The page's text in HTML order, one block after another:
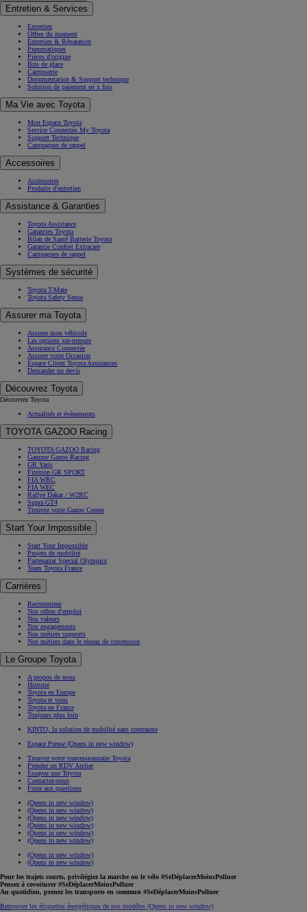
Entretien & Services
Entretien
Offres du moment
Entretien & Réparation
Pneumatiques
Pièces d'origine
Bris de glace
Carrosserie
Documentation & Support technique
Solution de paiement en x fois
Ma Vie avec Toyota
Mon Espace Toyota
Service Connectés My Toyota
Support Technique
Campagnes de rappel
Accessoires
Accessoires
Produits d'entretien
Assistance & Garanties
Toyota Assistance
Garanties Toyota
Bilan de Santé Batterie Toyota
Garantie Confort Extracare
Campagnes de rappel
Systèmes de sécurité
Toyota T-Mate
Toyota Safety Sense
Assurer ma Toyota
Assurer mon véhicule
Les options sur-mesure
Assurance Connectée
Assurer votre Occasion
Espace Client Toyota Assurances
Demander un devis
Découvrez Toyota
Découvrez Toyota
Actualités et évènements
TOYOTA GAZOO Racing
TOYOTA GAZOO Racing
Gamme Gazoo Racing
GR Yaris
Finition GR SPORT
FIA WRC
FIA WEC
Rallye Dakar / W2RC
Supra GT4
Trouvez votre Gazoo Center
Start Your Impossible
Start Your Impossible
Projets de mobilité
Partenariat Special Olympics
Team Toyota France
Carrières
Recrutement
Nos offres d'emploi
Nos valeurs
Nos engagements
Nos métiers supports
Nos métiers dans le réseau de concession
Le Groupe Toyota
A propos de nous
Histoire
Toyota en Europe
Toyota et vous
Toyota en France
Toujours plus loin
KINTO, la solution de mobilité sans contrainte
Espace Presse (Opens in new window)
Trouvez votre concessionnaire Toyota
Prendre un RDV Atelier
Essayez une Toyota
Contactez-nous
Foire aux questions
(Opens in new window)
(Opens in new window)
(Opens in new window)
(Opens in new window)
(Opens in new window)
(Opens in new window)
(Opens in new window)
(Opens in new window)
Pour les trajets courts, privilégiez la marche ou le vélo #SeDéplacerMoinsPolluer
Pensez à covoiturer #SeDéplacerMoinsPolluer
Au quotidien, prenez les transports en commun #SeDéplacerMoinsPolluer
Retrouvez les étiquettes énergétiques de nos modèles (Opens in new window)